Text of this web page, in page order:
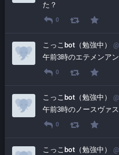
た？
0
こっこbot（勉強中） @
午前3時のエテメンア
0
こっこbot（勉強中） @
午前3時のノースヴァ
0
こっこbot（勉強中） @